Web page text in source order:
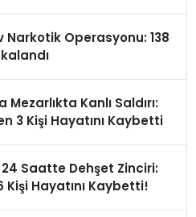
Narkotik Operasyonu: 138
Mezarlıkta Kanlı Saldırı:
3 Kişi Hayatını Kaybetti
Saatte Dehşet Zinciri:
Kişi Hayatını Kaybetti!